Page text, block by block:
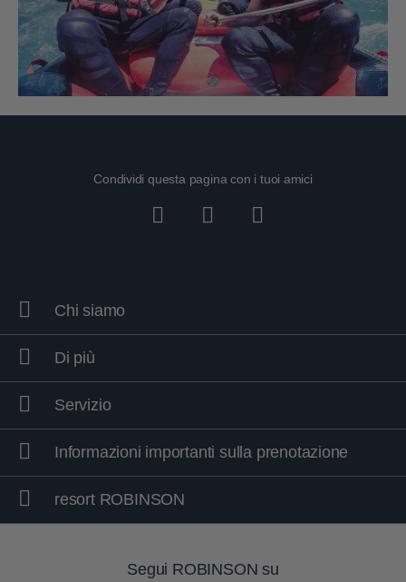
Condividi questa pagina con i tuoi amici
Chi siamo
Di più
Servizio
Informazioni importanti sulla prenotazione
resort ROBINSON
Segui ROBINSON su